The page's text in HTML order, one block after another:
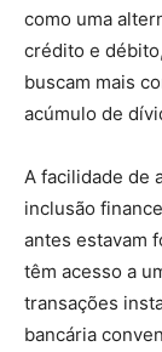
como uma
crédito e
buscam mais
acúmulo de
A facilidade de
inclusão
antes estavam
têm acesso a
transações
bancária